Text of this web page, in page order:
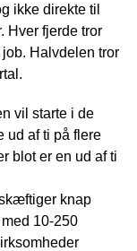
ikke direkte til
Hver fjerde tror
Halvdelen tror
vil starte i de
ud af ti på flere
blot er en ud af ti
knap
10-250